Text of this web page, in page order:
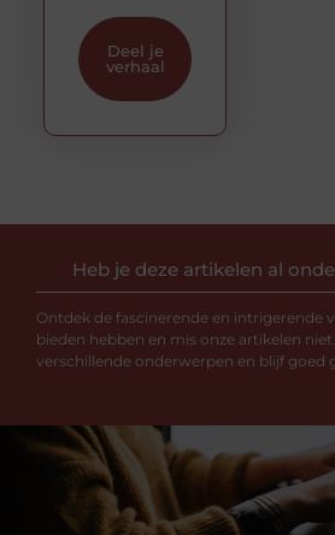
Deel je
verhaal
Heb je deze artikelen al
Ontdek de fascinerende en intrigerende
bieden hebben en mis onze artikelen
verschillende onderwerpen en blijf goed